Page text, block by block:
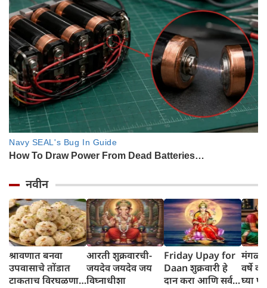
नवीन
श्रावणात बनवा
उपवासाचे तोंडात
टाकताच विरघळणारे
आरती शुक्रवारची-
जयदेव जयदेव जय
विघ्नाधीशा
Friday Upay for
Daan शुक्रवारी हे
दान करा आणि सर्व
वर्षे
घ्या